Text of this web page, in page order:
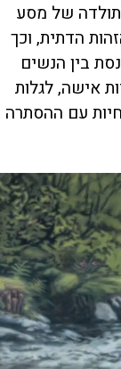
של מסע
הדתית, וכך
בין הנשים
אישה, לגלות
עם ההסתרה